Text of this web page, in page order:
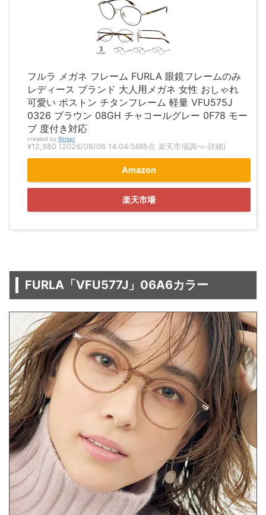
フルラ メガネ フレーム FURLA 眼鏡フレームのみ
レディース ブランド 大人用メガネ 女性 おしゃれ
可愛い ボストン チタンフレーム 軽量 VFU575J
0326 ブラウン 08GH チャコールグレー 0F78 モー
ブ 度付き対応
created by Rinker
¥12,980 (2026/08/06 14:04:56時点 楽天市場調べ-詳細)
Amazon
楽天市場
FURLA「VFU577J」06A6カラー